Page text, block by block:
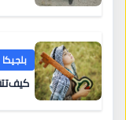
بلجيكا
كيف